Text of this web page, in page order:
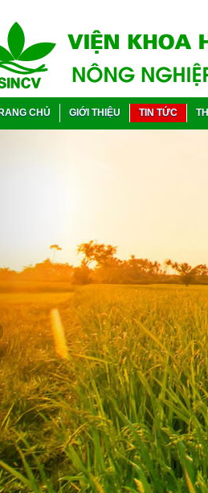
CHỦ GIỚI THIỆU TIN TỨC